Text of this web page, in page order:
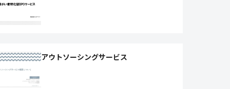
アウトソーシングサービス